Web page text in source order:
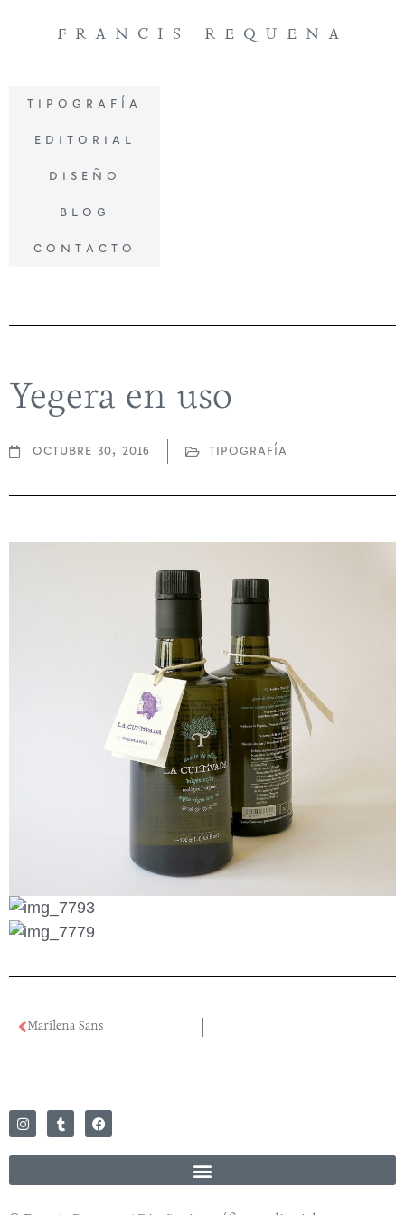
francis requena
tipografía
editorial
diseño
blog
contacto
Yegera en uso
octubre 30, 2016 tipografía
Marilena Sans